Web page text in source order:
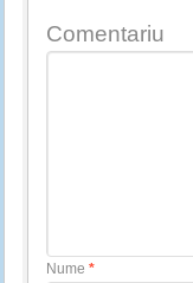
Comentariu
Nume *